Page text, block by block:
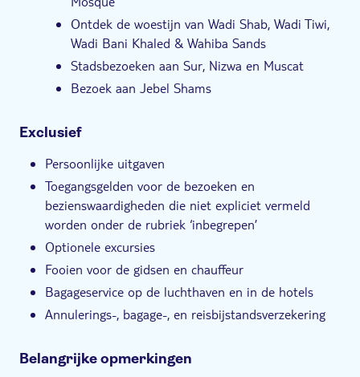
Ontdek de woestijn van Wadi Shab, Wadi Tiwi,
Wadi Bani Khaled & Wahiba Sands
Stadsbezoeken aan Sur, Nizwa en Muscat
Bezoek aan Jebel Shams
Exclusief
Persoonlijke uitgaven
Toegangsgelden voor de bezoeken en
bezienswaardigheden die niet expliciet vermeld
worden onder de rubriek ‘inbegrepen’
Optionele excursies
Fooien voor de gidsen en chauffeur
Bagageservice op de luchthaven en in de hotels
Annulerings-, bagage-, en reisbijstandsverzekering
Belangrijke opmerkingen